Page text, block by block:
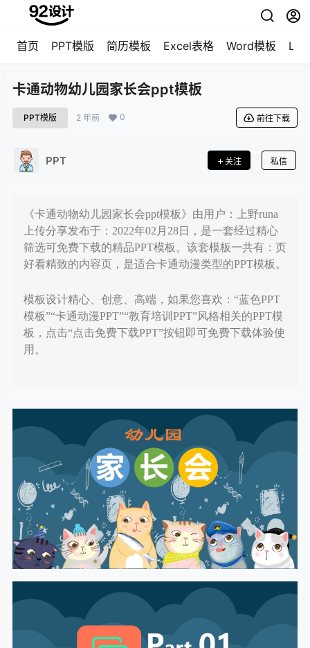
首页 PPT模版 简历模板 Excel表格 Word模板
卡通动物幼儿园家长会ppt模板
PPT模版 2 年前 0 前往下载
PPT 关注 私信
《卡通动物幼儿园家长会ppt模板》由用户：上野runa
上传分享发布于：2022年02月28日，是一套经过精心
筛选可免费下载的精品PPT模板。该套模板一共有：页
好看精致的内容页，是适合卡通动漫类型的PPT模板。
模板设计精心、创意、高端，如果您喜欢：“蓝色PPT
模板”“卡通动漫PPT”“教育培训PPT”风格相关的PPT模
板，点击“点击免费下载PPT”按钮即可免费下载体验使
用。